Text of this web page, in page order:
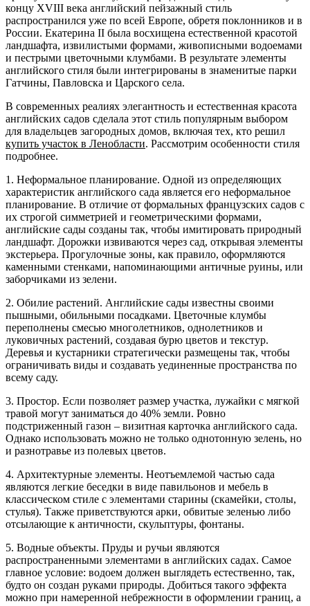
концу XVIII века английский пейзажный стиль
распространился уже по всей Европе, обретя поклонников и в
России. Екатерина II была восхищена естественной красотой
ландшафта, извилистыми формами, живописными водоемами
и пестрыми цветочными клумбами. В результате элементы
английского стиля были интегрированы в знаменитые парки
Гатчины, Павловска и Царского села.
В современных реалиях элегантность и естественная красота
английских садов сделала этот стиль популярным выбором
для владельцев загородных домов, включая тех, кто решил
купить участок в Ленобласти. Рассмотрим особенности стиля
подробнее.
1. Неформальное планирование. Одной из определяющих
характеристик английского сада является его неформальное
планирование. В отличие от формальных французских садов с
их строгой симметрией и геометрическими формами,
английские сады созданы так, чтобы имитировать природный
ландшафт. Дорожки извиваются через сад, открывая элементы
экстерьера. Прогулочные зоны, как правило, оформляются
каменными стенками, напоминающими античные руины, или
заборчиками из зелени.
2. Обилие растений. Английские сады известны своими
пышными, обильными посадками. Цветочные клумбы
переполнены смесью многолетников, однолетников и
луковичных растений, создавая бурю цветов и текстур.
Деревья и кустарники стратегически размещены так, чтобы
ограничивать виды и создавать уединенные пространства по
всему саду.
3. Простор. Если позволяет размер участка, лужайки с мягкой
травой могут заниматься до 40% земли. Ровно
подстриженный газон – визитная карточка английского сада.
Однако использовать можно не только однотонную зелень, но
и разнотравье из полевых цветов.
4. Архитектурные элементы. Неотъемлемой частью сада
являются легкие беседки в виде павильонов и мебель в
классическом стиле с элементами старины (скамейки, столы,
стулья). Также приветствуются арки, обвитые зеленью либо
отсылающие к античности, скульптуры, фонтаны.
5. Водные объекты. Пруды и ручьи являются
распространенными элементами в английских садах. Самое
главное условие: водоем должен выглядеть естественно, так,
будто он создан руками природы. Добиться такого эффекта
можно при намеренной небрежности в оформлении границ, а